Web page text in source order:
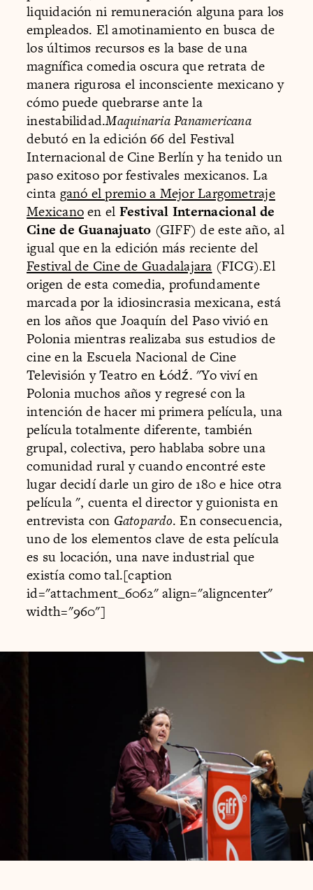
liquidación ni remuneración alguna para los
empleados. El amotinamiento en busca de
los últimos recursos es la base de una
magnífica comedia oscura que retrata de
manera rigurosa el inconsciente mexicano y
cómo puede quebrarse ante la
inestabilidad.Maquinaria Panamericana
debutó en la edición 66 del Festival
Internacional de Cine Berlín y ha tenido un
paso exitoso por festivales mexicanos. La
cinta ganó el premio a Mejor Largometraje
Mexicanoen el Festival Internacional de
Cine de Guanajuato (GIFF) de este año, al
igual que en la edición más reciente del
Festival de Cine de Guadalajara (FICG).El
origen de esta comedia, profundamente
marcada por la idiosincrasia mexicana, está
en los años que Joaquín del Paso vivió en
Polonia mientras realizaba sus estudios de
cine en la Escuela Nacional de Cine
Televisión y Teatro en Łódź. "Yo viví en
Polonia muchos años y regresé con la
intención de hacer mi primera película, una
película totalmente diferente, también
grupal, colectiva, pero hablaba sobre una
comunidad rural y cuando encontré este
lugar decidí darle un giro de 180 e hice otra
película ", cuenta el director y guionista en
entrevista con Gatopardo. En consecuencia,
uno de los elementos clave de esta película
es su locación, una nave industrial que
existía como tal.[caption
id="attachment_6062" align="aligncenter"
width="960"]